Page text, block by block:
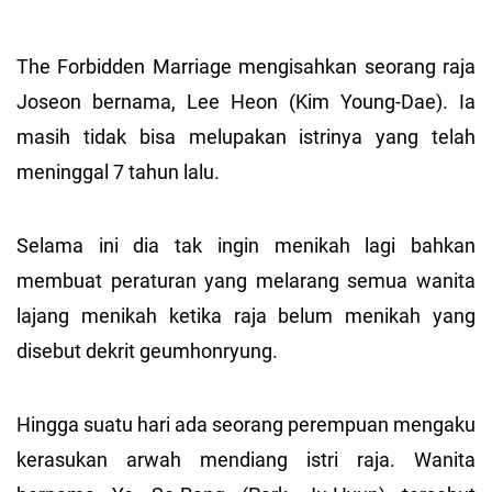
The Forbidden Marriage mengisahkan seorang raja
Joseon bernama, Lee Heon (Kim Young-Dae). Ia
masih tidak bisa melupakan istrinya yang telah
meninggal 7 tahun lalu.
Selama ini dia tak ingin menikah lagi bahkan
membuat peraturan yang melarang semua wanita
lajang menikah ketika raja belum menikah yang
disebut dekrit geumhonryung.
Hingga suatu hari ada seorang perempuan mengaku
kerasukan arwah mendiang istri raja. Wanita